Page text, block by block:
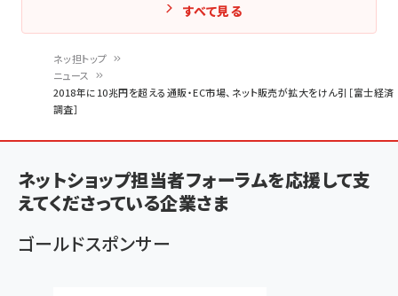
く
ず
ネッ担トップ
ニュース
2018年に10兆円を超える通販・EC市場、ネット販売が拡大をけん引［富士経済
調査］
すべて見る
ネットショップ担当者フォーラムを応援して支
えてくださっている企業さま
ゴールドスポンサー